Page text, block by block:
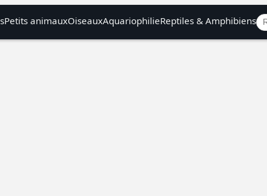
Petits animauxOiseauxAquariophilieReptiles & Amphibiens